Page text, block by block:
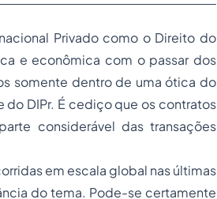
Privadocomo o Direito do
e econômica com o passar dos
somente dentro de uma ótica do
DIPr. É cediço que os contratos
considerável das transações
em escala global nas últimas
do tema. Pode-se certamente